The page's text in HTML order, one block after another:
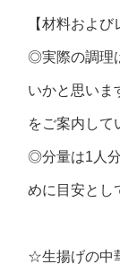
【材料および
◎実際の調理
いかと思いま
をご案内して
◎分量は1人
めに目安とし
☆生揚げの中